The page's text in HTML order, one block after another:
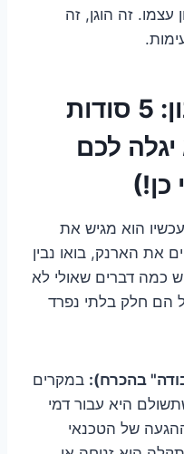
עצמו. זה הוגן, זה
לפענח את החשבון: 5 סודות
לכם
כן!)
הוא מגיש את
את הארנק, בואו נבין
כמה דברים שאולי לא
הם חלק בלתי נפרד
בהכרח): במקרים
היא עבור דמי
של הטכנאי